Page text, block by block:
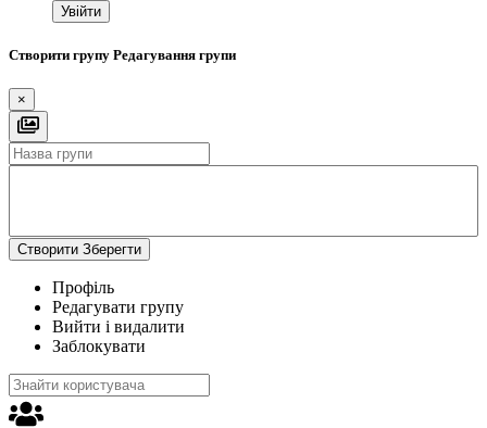
Увійти
Створити групу Редагування групи
×
Створити Зберегти
Профіль
Редагувати групу
Вийти і видалити
Заблокувати